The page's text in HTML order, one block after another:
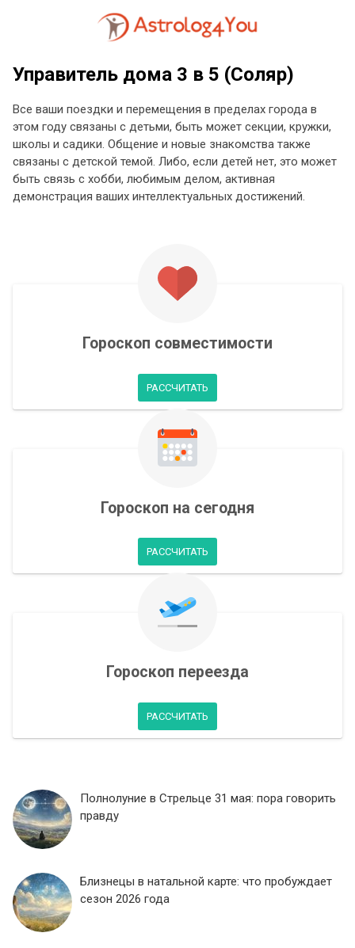
Управитель дома 3 в 5 (Соляр)
Все ваши поездки и перемещения в пределах города в
этом году связаны с детьми, быть может секции, кружки,
школы и садики. Общение и новые знакомства также
связаны с детской темой. Либо, если детей нет, это может
быть связь с хобби, любимым делом, активная
демонстрация ваших интеллектуальных достижений.
Гороскоп совместимости
РАССЧИТАТЬ
Гороскоп на сегодня
РАССЧИТАТЬ
Гороскоп переезда
РАССЧИТАТЬ
Полнолуние в Стрельце 31 мая: пора говорить
правду
Близнецы в натальной карте: что пробуждает
сезон 2026 года